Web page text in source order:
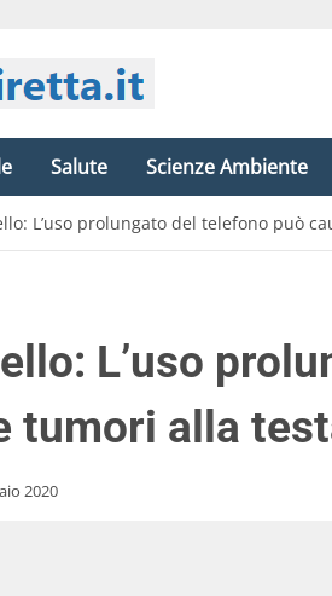
Salute Scienze Ambiente
L’uso prolungato del telefono può
L’uso
tumori alla
2020